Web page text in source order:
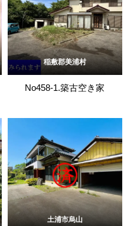
稲敷郡美浦村
No458-1.築古空き家
土浦市烏山